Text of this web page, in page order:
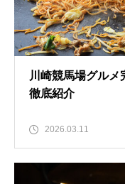
川崎競馬場グル
徹底紹介
2026.03.11